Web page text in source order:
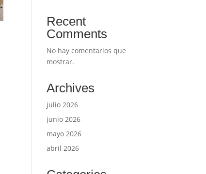
Recent
Comments
No hay comentarios que
mostrar.
Archives
julio 2026
junio 2026
mayo 2026
abril 2026